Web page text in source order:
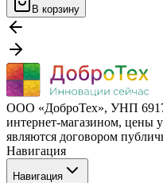
В корзину
ООО «ДоброТех», УНП
интернет-магазином, цены
являются договором
Навигация
Навигация